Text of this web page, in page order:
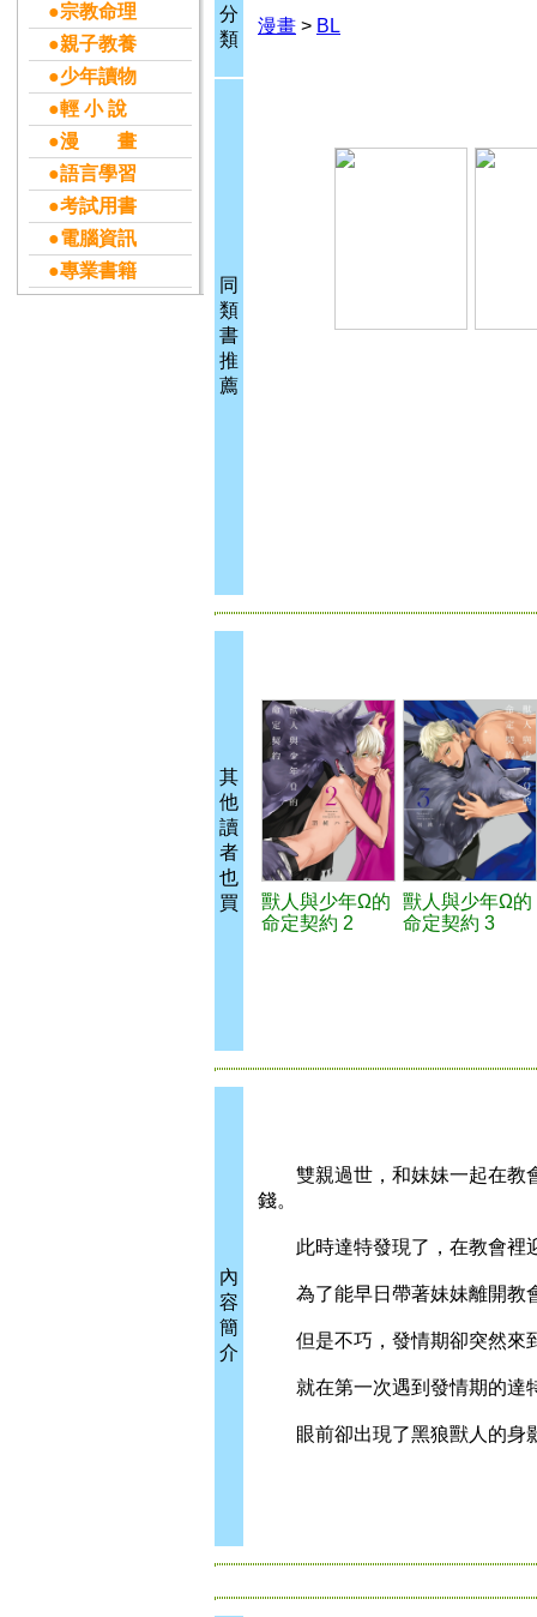
●宗教命理
●親子教養
●少年讀物
●輕 小 說
●漫 畫
●語言學習
●考試用書
●電腦資訊
●專業書籍
分
類
漫畫 > BL
同
類
書
推
薦
其
他
讀
者
也
買
獸人與少年Ω的
命定契約 2
獸人與少年Ω的
命定契約 3
內
容
簡
介
雙親過世，和妹妹一起在教會
錢。
此時達特發現了，在教會裡
為了能早日帶著妹妹離開教
但是不巧，發情期卻突然來
就在第一次遇到發情期的達
眼前卻出現了黑狼獸人的身